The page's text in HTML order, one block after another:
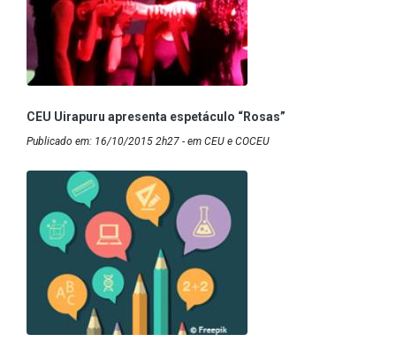
CEU Uirapuru apresenta espetáculo “Rosas”
Publicado em: 16/10/2015 2h27 - em CEU e COCEU